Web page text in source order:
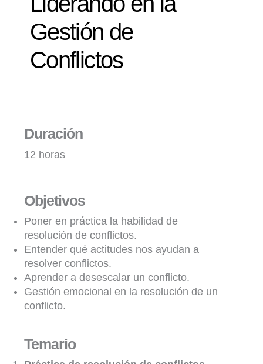
Gestión de
Conflictos
Duración
12 horas
Objetivos
Poner en práctica la habilidad de
resolución de conflictos.
Entender qué actitudes nos ayudan a
resolver conflictos.
Aprender a desescalar un conflicto.
Gestión emocional en la resolución de un
conflicto.
Temario